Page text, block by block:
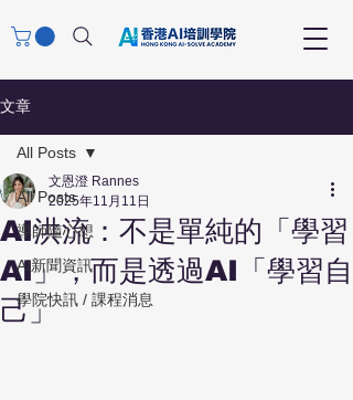
文章
All Posts
導師隨心想
AI新聞資訊
學院快訊 / 課程消息
All Posts
AI洪流：不是單純的「學習
AI」，而是透過AI「學習自
己」
文恩澄 Rannes
2025年11月11日